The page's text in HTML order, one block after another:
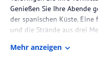
Genießen Sie Ihre Abende
der spanischen Küste. Eine
und die Strände aus drei
innovativen Bofill-Design
Mehr anzeigen